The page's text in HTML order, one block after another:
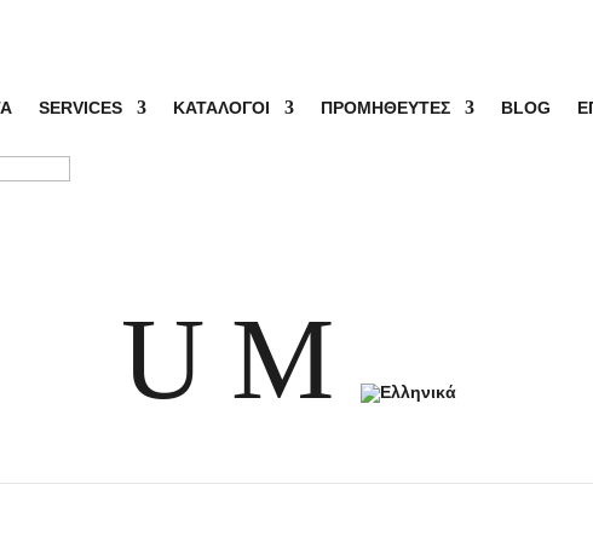
SERVICES ΚΑΤΑΛΟΓΟΙ ΠΡΟΜΗΘΕΥΤΕΣ BLOG
U M
1)
requests for the last 30 years. Below you can find a small
interesting every day and providing #inspiredsolutions!